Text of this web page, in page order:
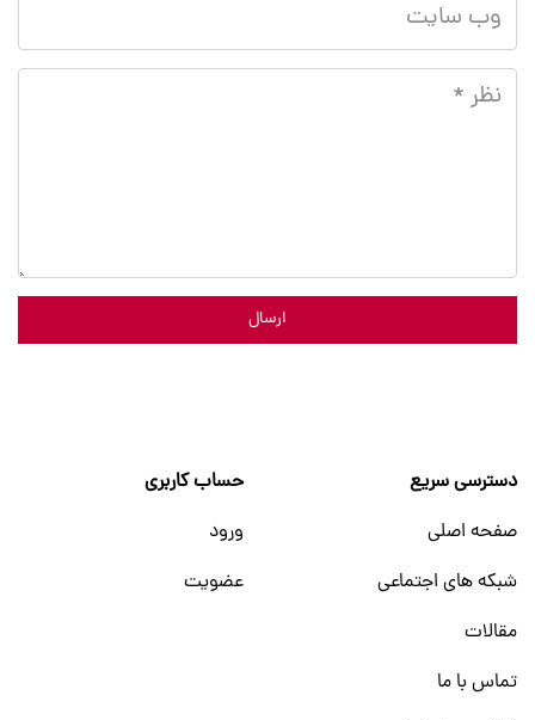
ارسال
دسترسی سریع
صفحه اصلی
شبکه های اجتماعی
مقالات
تماس با ما
حساب کاربری
ورود
عضویت